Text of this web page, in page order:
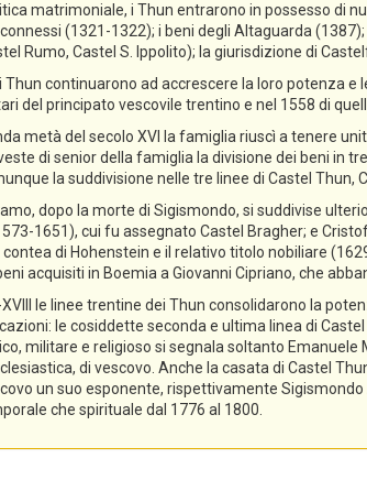
matrimoniale, i Thun entrarono in possesso di
(1321-1322); i beni degli Altaguarda
Rumo, Castel S. Ippolito); la giurisdizione di
i Thun continuarono ad accrescere la loro potenza
del principato vescovile trentino e nel 1558 di
metà del secolo XVI la famiglia riuscì a tenere
di senior della famiglia la divisione dei beni in
la suddivisione nelle tre linee di Castel Thun,
dopo la morte di Sigismondo, si suddivise
1651), cui fu assegnato Castel Bragher; e
di Hohenstein e il relativo titolo nobiliare
acquisiti in Boemia a Giovanni Cipriano, che
XVIII le linee trentine dei Thun consolidarono la
le cosiddette seconda e ultima linea di
militare e religioso si segnala soltanto
di vescovo. Anche la casata di Castel
un suo esponente, rispettivamente
che spirituale dal 1776 al 1800.